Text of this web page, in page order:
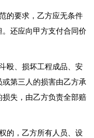
的要求，乙方应无条件
还应向甲方支付合同价
殴、损坏工程成品、安
第三人的损害由乙方承
失，由乙方负责全部赔
的，乙方所有人员、设